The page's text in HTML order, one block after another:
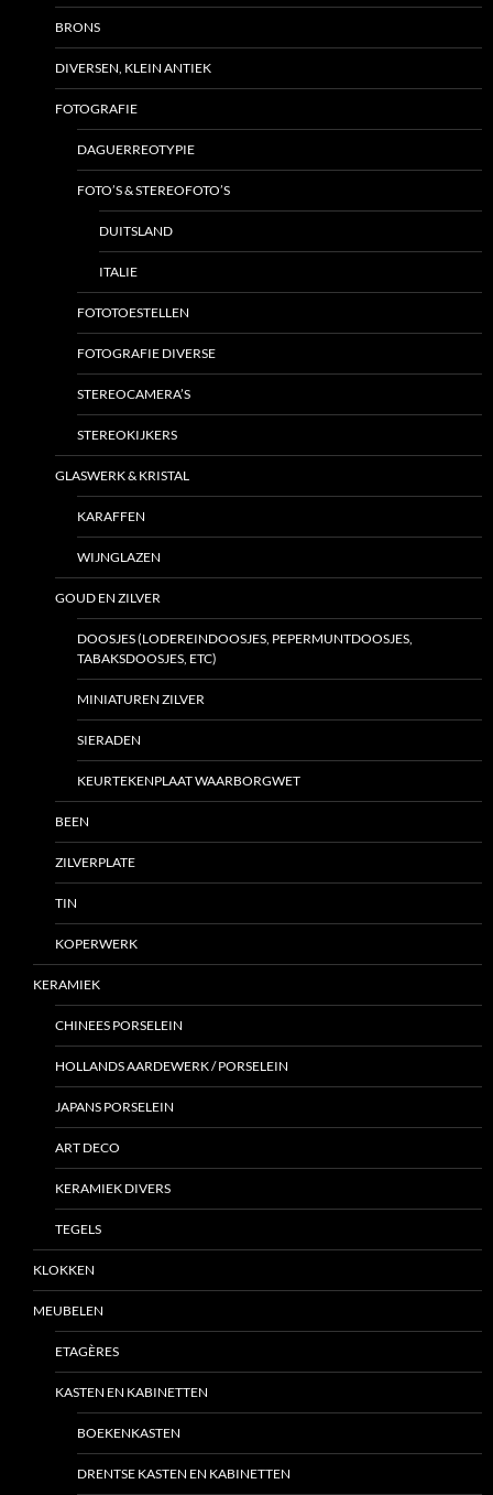
BRONS
DIVERSEN, KLEIN ANTIEK
FOTOGRAFIE
DAGUERREOTYPIE
FOTO’S & STEREOFOTO’S
DUITSLAND
ITALIE
FOTOTOESTELLEN
FOTOGRAFIE DIVERSE
STEREOCAMERA’S
STEREOKIJKERS
GLASWERK & KRISTAL
KARAFFEN
WIJNGLAZEN
GOUD EN ZILVER
DOOSJES (LODEREINDOOSJES, PEPERMUNTDOOSJES,
TABAKSDOOSJES, ETC)
MINIATUREN ZILVER
SIERADEN
KEURTEKENPLAAT WAARBORGWET
BEEN
ZILVERPLATE
TIN
KOPERWERK
KERAMIEK
CHINEES PORSELEIN
HOLLANDS AARDEWERK / PORSELEIN
JAPANS PORSELEIN
ART DECO
KERAMIEK DIVERS
TEGELS
KLOKKEN
MEUBELEN
ETAGÈRES
KASTEN EN KABINETTEN
BOEKENKASTEN
DRENTSE KASTEN EN KABINETTEN